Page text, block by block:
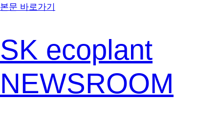
본문 바로가기
SK ecoplant
NEWSROOM